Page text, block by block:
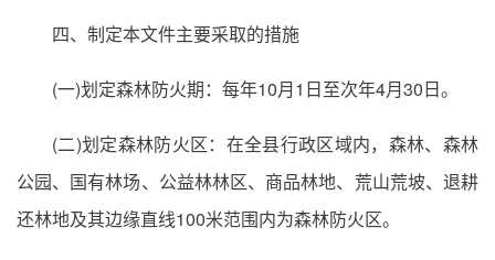
四、制定本文件主要采取的措施
(一)划定森林防火期：每年10月1日至次年4月30日。
(二)划定森林防火区：在全县行政区域内，森林、森林
公园、国有林场、公益林林区、商品林地、荒山荒坡、退耕
还林地及其边缘直线100米范围内为森林防火区。